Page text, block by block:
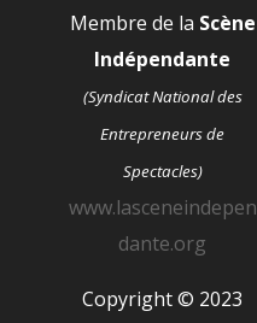
Membre de la Scène
Indépendante
(Syndicat National des
Entrepreneurs de
Spectacles)
www.lasceneindepen
dante.org
Copyright © 2023